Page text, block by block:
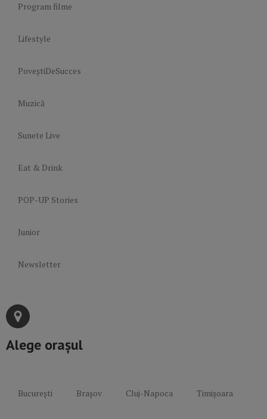
Program filme
Lifestyle
PoveștiDeSucces
Muzică
Sunete Live
Eat & Drink
POP-UP Stories
Junior
Newsletter
Alege orașul
București Brașov Cluj-Napoca Timișoara